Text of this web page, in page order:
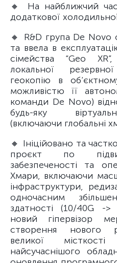
🔸 На найближчий
додаткової
🔸 R&D група De Novo
та ввела в
сімейства “Geo
локальної
геокопію в
можливістю її
команди De Novo)
будь-яку
(включаючи глобальні
🔸 Ініційовано та
проєкт по
забезпеченості та
Хмари, включаючи
інфраструктури,
одночасним
здатності (10/40G -
новий гіпервізор
створення нового
великої
найсучаснішого